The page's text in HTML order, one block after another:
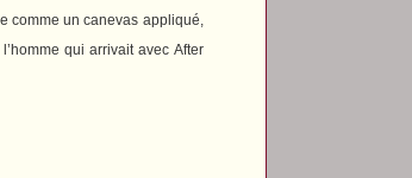
comme un canevas appliqué,
qui arrivait avec After